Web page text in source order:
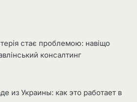
стає проблемою: навіщо
консалтинг
из Украины: как это работает в